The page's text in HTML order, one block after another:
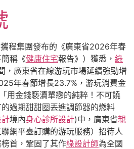
程集團發布的《廣東省2026年春
稱《健康住宅報告》）獲悉， 綠
，廣東省在線游玩市場延續強勁增
年春節增長23.7%，游玩消費金
用金錢褻瀆單戀的純粹！不可饒
過期甜甜圈丟進調節器的燃料
境內身心診所設計)中，廣東省親
網平臺訂購的游玩服務）招待人
首，鞏固了其作綠設計師為全國